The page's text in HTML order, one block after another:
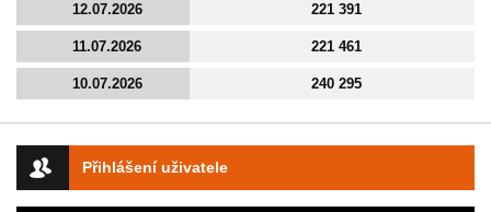
Přihlášení uživatele
12.07.2026 221 391
11.07.2026 221 461
10.07.2026 240 295